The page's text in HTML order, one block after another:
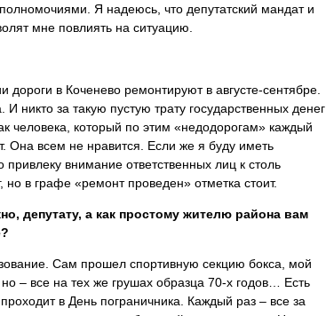
Я надеюсь, что депутатский мандат и
мне повлиять на ситуацию.
в Коченево ремонтируют в августе-сентябре.
никто за такую пустую трату государственных денег
человека, который по этим «недодорогам» каждый
Она всем не нравится. Если же я буду иметь
внимание ответственных лиц к столь
но в графе «ремонт проведен» отметка стоит.
депутату, а как простому жителю района вам
Сам прошел спортивную секцию бокса, мой
– все на тех же грушах образца 70-х годов… Есть
в День пограничника. Каждый раз – все за